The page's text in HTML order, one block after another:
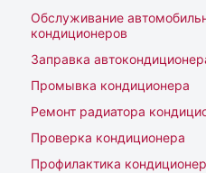
Обслуживание
кондиционеров
Заправка
Промывка кондиционера
Ремонт радиатора
Проверка кондиционера
Профилактика